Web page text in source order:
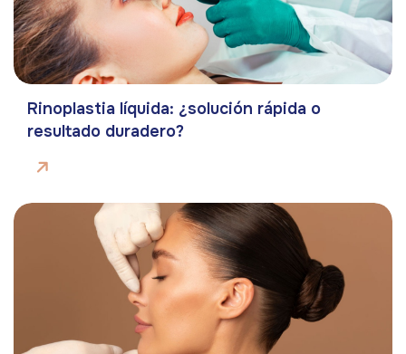
Rinoplastia líquida: ¿solución rápida o
resultado duradero?